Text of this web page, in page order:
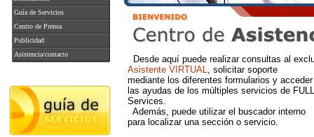
Guía de Servicios
Centro de Prensa
Publicidad
Asistencia/contacto
Desde aquí puede realizar consultas al
Asistente VIRTUAL, solicitar soporte
mediante los diferentes formularios y
las ayudas de los múltiples servicios de FULL
Services.
Además, puede utilizar el buscador interno
para localizar una sección o servicio.